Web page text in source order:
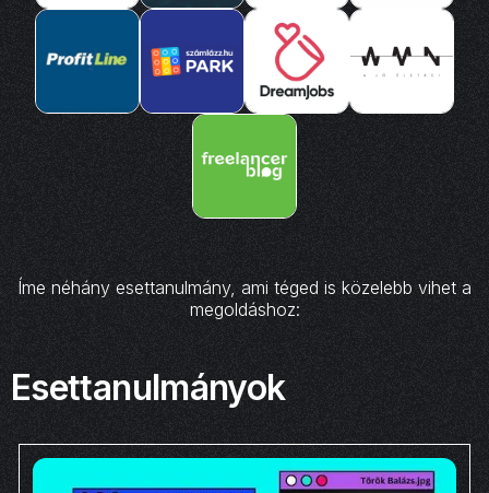
Íme néhány esettanulmány, ami téged is közelebb vihet a
megoldáshoz:
Esettanulmányok